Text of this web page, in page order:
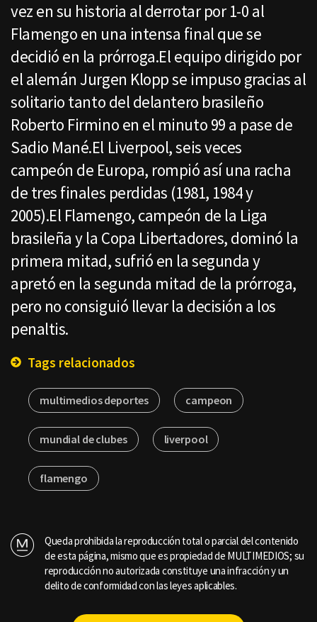
vez en su historia al derrotar por 1-0 al
Flamengo en una intensa final que se
decidió en la prórroga.El equipo dirigido por
el alemán Jurgen Klopp se impuso gracias al
solitario tanto del delantero brasileño
Roberto Firmino en el minuto 99 a pase de
Sadio Mané.El Liverpool, seis veces
campeón de Europa, rompió así una racha
de tres finales perdidas (1981, 1984 y
2005).El Flamengo, campeón de la Liga
brasileña y la Copa Libertadores, dominó la
primera mitad, sufrió en la segunda y
apretó en la segunda mitad de la prórroga,
pero no consiguió llevar la decisión a los
penaltis.
Tags relacionados
multimedios deportes campeon
mundial de clubes liverpool
flamengo
Queda prohibida la reproducción total o parcial del contenido
de esta página, mismo que es propiedad de MULTIMEDIOS; su
reproducción no autorizada constituye una infracción y un
delito de conformidad con las leyes aplicables.